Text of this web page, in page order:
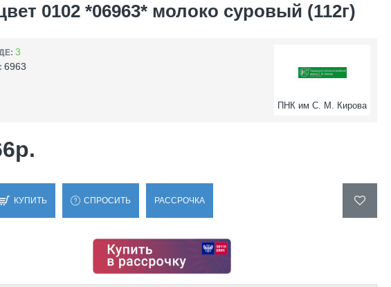
0102 *06963* молоко суровый (112г)
3
6963
ПНК им С. М. Кирова
КУПИТЬ СПРОСИТЬ РАССРОЧКА